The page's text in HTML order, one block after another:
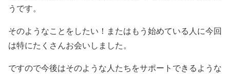
うです。
そのようなことをしたい！またはもう始めている人に今回
は特にたくさんお会いしました。
ですので今後はそのような人たちをサポートできるような